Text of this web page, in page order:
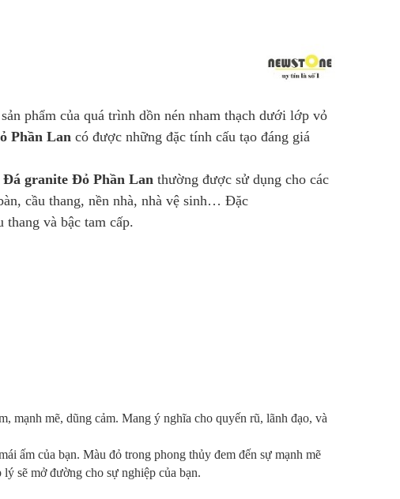
phẩm của quá trình dồn nén nham thạch dưới lớp vỏ
Phần Lan có được những đặc tính cấu tạo đáng giá
Đá granite Đỏ Phần Lan thường được sử dụng cho các
cầu thang, nền nhà, nhà vệ sinh… Đặc
và bậc tam cấp.
mạnh mẽ, dũng cảm. Mang ý nghĩa cho quyến rũ, lãnh đạo, và
ấm của bạn. Màu đỏ trong phong thủy đem đến sự mạnh mẽ
sẽ mở đường cho sự nghiệp của bạn.